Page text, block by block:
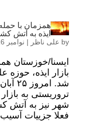
همزمان با
ایذه به آتش
by علی ناظر | نوامبر 16, 2022 5:51 ب.ظ
ایسنا/خوزستان
بازار ایذه،
شد.
تروریستی به
شهر نیز به آتش
فعلا جزییات